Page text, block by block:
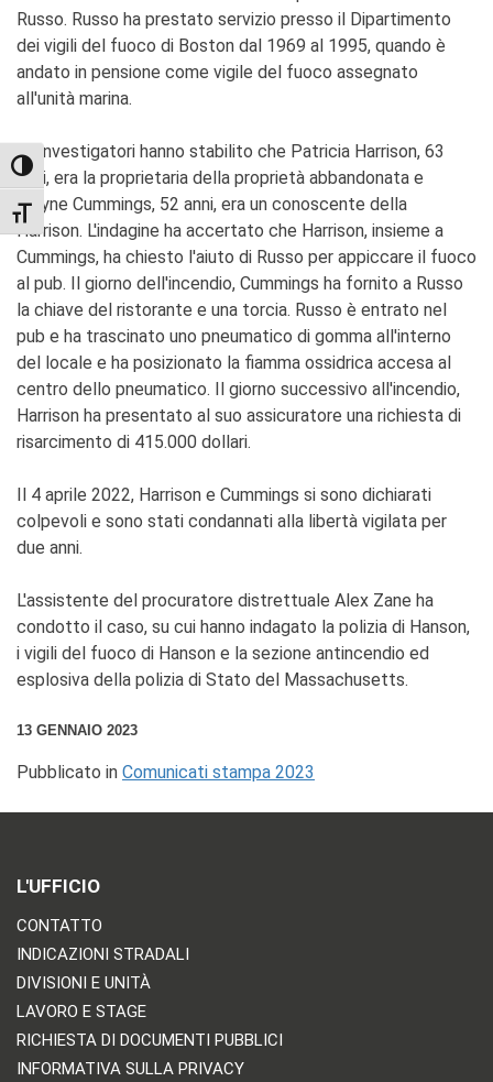
TOGGLE HIGH CONTRAST
TOGGLE FONT SIZE
Russo. Russo ha prestato servizio presso il Dipartimento
dei vigili del fuoco di Boston dal 1969 al 1995, quando è
andato in pensione come vigile del fuoco assegnato
all'unità marina.
Gli investigatori hanno stabilito che Patricia Harrison, 63
anni, era la proprietaria della proprietà abbandonata e
Wayne Cummings, 52 anni, era un conoscente della
Harrison. L'indagine ha accertato che Harrison, insieme a
Cummings, ha chiesto l'aiuto di Russo per appiccare il fuoco
al pub. Il giorno dell'incendio, Cummings ha fornito a Russo
la chiave del ristorante e una torcia. Russo è entrato nel
pub e ha trascinato uno pneumatico di gomma all'interno
del locale e ha posizionato la fiamma ossidrica accesa al
centro dello pneumatico. Il giorno successivo all'incendio,
Harrison ha presentato al suo assicuratore una richiesta di
risarcimento di 415.000 dollari.
Il 4 aprile 2022, Harrison e Cummings si sono dichiarati
colpevoli e sono stati condannati alla libertà vigilata per
due anni.
L'assistente del procuratore distrettuale Alex Zane ha
condotto il caso, su cui hanno indagato la polizia di Hanson,
i vigili del fuoco di Hanson e la sezione antincendio ed
esplosiva della polizia di Stato del Massachusetts.
13 GENNAIO 2023
Pubblicato in Comunicati stampa 2023
L'UFFICIO
CONTATTO
INDICAZIONI STRADALI
DIVISIONI E UNITÀ
LAVORO E STAGE
RICHIESTA DI DOCUMENTI PUBBLICI
INFORMATIVA SULLA PRIVACY